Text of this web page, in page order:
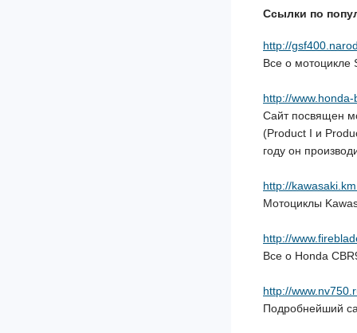
Ссылки по
http://
Все о мотоцикле
http://
Сайт посвящен
(Product I и
году он
http://
Мотоциклы
http://
Все о Honda
http://
Подробнейший